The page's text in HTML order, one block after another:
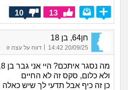
13
10
חן64, בן 18
20/09/25 14:42
| דווח על עצה זו
ולא כלום, סקס זה לא החיים
כן זה כיף אבל תדעי לך שיש